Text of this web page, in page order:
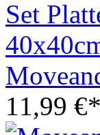
11,99 €*